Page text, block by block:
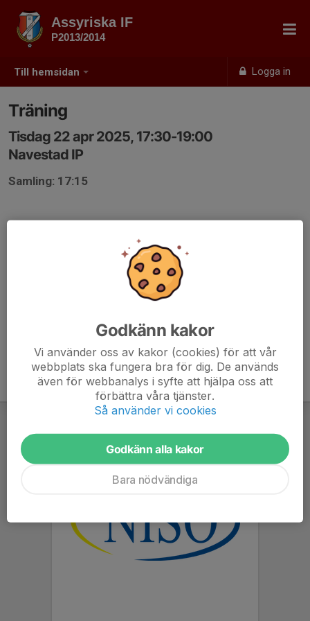
Till hemsidan Logga in
Assyriska IF
P2013/2014
Träning
Tisdag 22 apr 2025, 17:30-19:00
Navestad IP
Samling: 17:15
Godkänn kakor
Vi använder oss av kakor (cookies) för att vår
webbplats ska fungera bra för dig. De används
även för webbanalys i syfte att hjälpa oss att
förbättra våra tjänster.
Så använder vi cookies
Godkänn alla kakor
Bara nödvändiga